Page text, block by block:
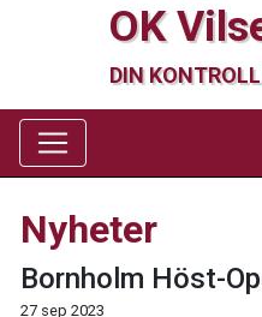
OK
DIN
Nyheter
Bornholm Höst-
27 sep 2023